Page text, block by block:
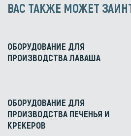
ВАС ТАКЖЕ МОЖЕТ
ОБОРУДОВАНИЕ ДЛЯ
ПРОИЗВОДСТВА ЛАВАША
ОБОРУДОВАНИЕ ДЛЯ
ПРОИЗВОДСТВА ПЕЧЕНЬЯ И
КРЕКЕРОВ